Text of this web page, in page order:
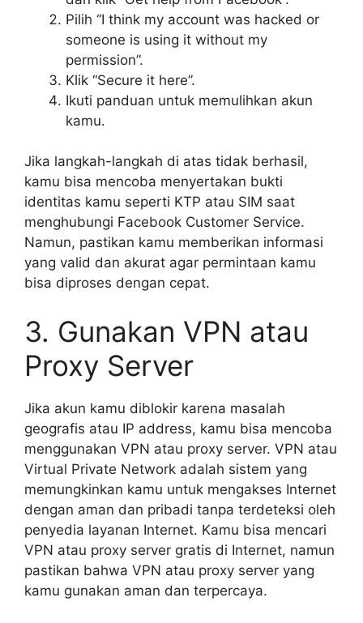
Pilih “I think my account was hacked or
someone is using it without my
permission”.
Klik “Secure it here”.
Ikuti panduan untuk memulihkan akun
kamu.
Jika langkah-langkah di atas tidak berhasil,
kamu bisa mencoba menyertakan bukti
identitas kamu seperti KTP atau SIM saat
menghubungi Facebook Customer Service.
Namun, pastikan kamu memberikan informasi
yang valid dan akurat agar permintaan kamu
bisa diproses dengan cepat.
3. Gunakan VPN atau
Proxy Server
Jika akun kamu diblokir karena masalah
geografis atau IP address, kamu bisa mencoba
menggunakan VPN atau proxy server. VPN atau
Virtual Private Network adalah sistem yang
memungkinkan kamu untuk mengakses Internet
dengan aman dan pribadi tanpa terdeteksi oleh
penyedia layanan Internet. Kamu bisa mencari
VPN atau proxy server gratis di Internet, namun
pastikan bahwa VPN atau proxy server yang
kamu gunakan aman dan terpercaya.